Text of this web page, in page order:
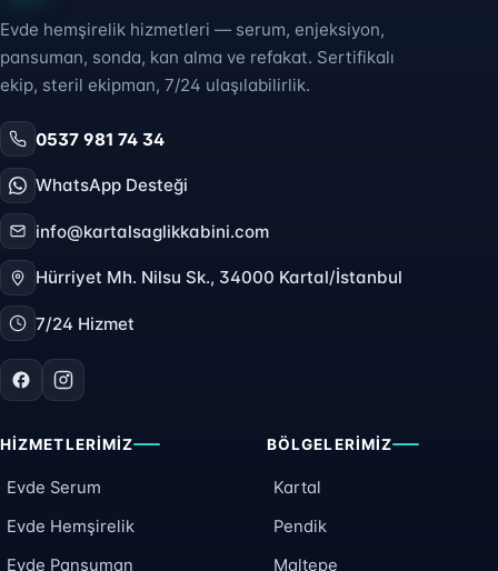
Evde hemşirelik hizmetleri — serum, enjeksiyon,
pansuman, sonda, kan alma ve refakat. Sertifikalı
ekip, steril ekipman, 7/24 ulaşılabilirlik.
0537 981 74 34
WhatsApp Desteği
info@kartalsaglikkabini.com
Hürriyet Mh. Nilsu Sk., 34000 Kartal/İstanbul
7/24 Hizmet
HIZMETLERIMIZ
Evde Serum
Evde Hemşirelik
Evde Pansuman
BÖLGELERIMIZ
Kartal
Pendik
Maltepe